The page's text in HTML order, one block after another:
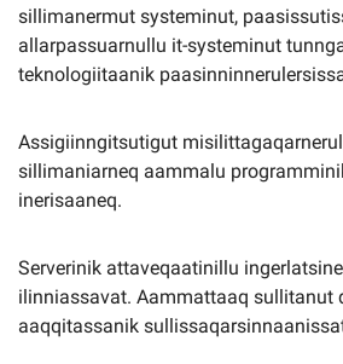
sillimanermut systeminut,
allarpassuarnullu it-systeminut
teknologiitaanik
Assigiinngitsutigut
sillimaniarneq aammalu
inerisaaneq.
Serverinik attaveqaatinillu
ilinniassavat. Aammattaaq sullitanut
aaqqitassanik